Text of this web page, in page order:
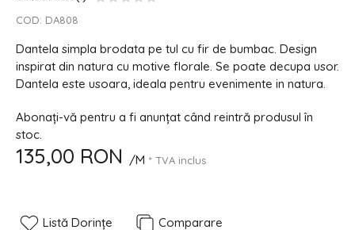
COD: DA808
Dantela simpla brodata pe tul cu fir de bumbac. Design
inspirat din natura cu motive florale. Se poate decupa usor.
Dantela este usoara, ideala pentru evenimente in natura.
Abonați-vă pentru a fi anunțat când reintră produsul în
stoc.
135,00 RON /M * TVA inclus
Listă Dorințe Comparare